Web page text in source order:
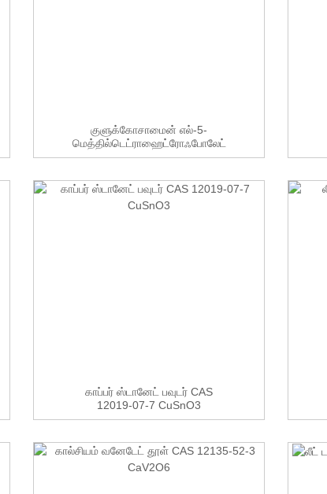
குளுக்கோசாமைன் எல்-5-
மெத்தில்டெட்ராஹைட்ரோஃபோலேட்
99% CAS ...
காப்பர் ஸ்டானேட் பவுடர் CAS
12019-07-7 CuSnO3